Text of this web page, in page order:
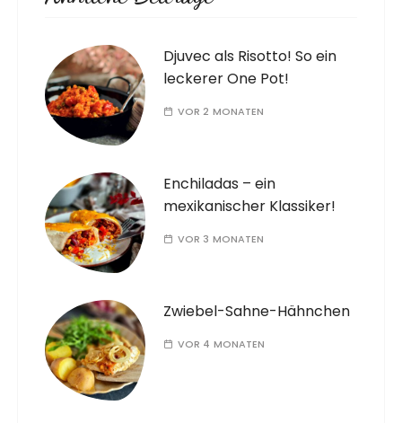
Djuvec als Risotto! So ein
leckerer One Pot!
VOR 2 MONATEN
Enchiladas – ein
mexikanischer Klassiker!
VOR 3 MONATEN
Zwiebel-Sahne-Hähnchen
VOR 4 MONATEN